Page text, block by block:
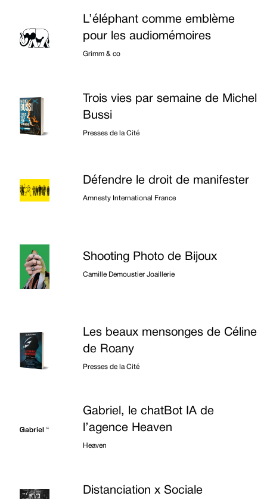
L’éléphant comme emblème
pour les audiomémoires
Grimm & co
Trois vies par semaine de Michel
Bussi
Presses de la Cité
Défendre le droit de manifester
Amnesty International France
Shooting Photo de Bijoux
Camille Demoustier Joaillerie
Les beaux mensonges de Céline
de Roany
Presses de la Cité
Gabriel, le chatBot IA de
l’agence Heaven
Heaven
Distanciation x Sociale